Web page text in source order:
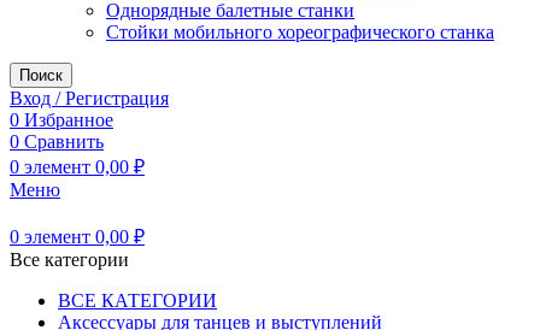
Однорядные балетные станки
Стойки мобильного хореографического станка
Поиск
Вход / Регистрация
0 Избранное
0 Сравнить
0 элемент 0,00 ₽
Меню
0 элемент 0,00 ₽
Все категории
ВСЕ КАТЕГОРИИ
Аксессуары для танцев и выступлений